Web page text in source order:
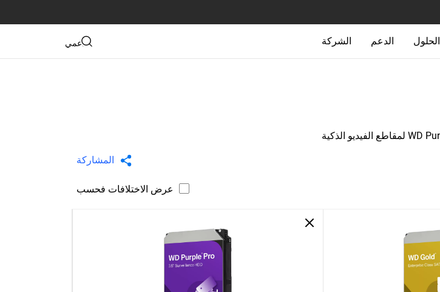
الحلول الدعم الشركة دعمي
المشاركة
عرض الاختلافات فحسب